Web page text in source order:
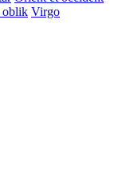
oblik Virgo